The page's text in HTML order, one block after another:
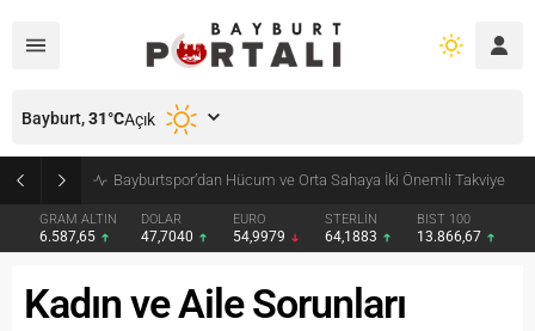
Bayburt’ta Minik Öğrencilere Jandarma Mesleği Tanıtıldı
GRAM ALTIN
6.587,65
DOLAR
47,7040
EURO
54,9979
STERLİN
64,1883
BIST 100
13.866,67
Bayburt,31°CAçık
Kadın ve Aile Sorunları